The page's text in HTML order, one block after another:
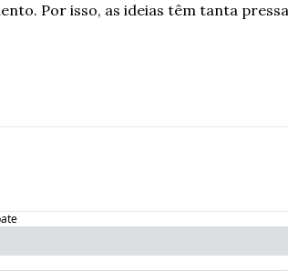
Por isso, as ideias têm tanta